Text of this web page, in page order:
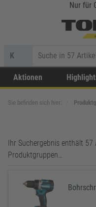
Nur für
K
Aktionen
Sie befinden sich hier:
Ihr Suchergebnis enthält
Produktgruppen…